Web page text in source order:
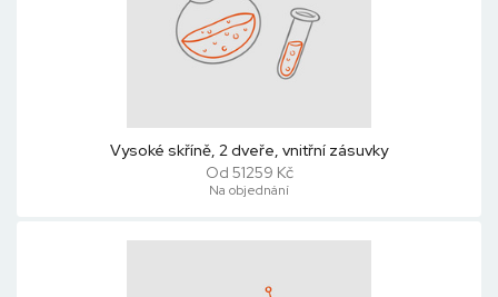
Vysoké skříně, 2 dveře, vnitřní zásuvky
Od 51259 Kč
Na objednání